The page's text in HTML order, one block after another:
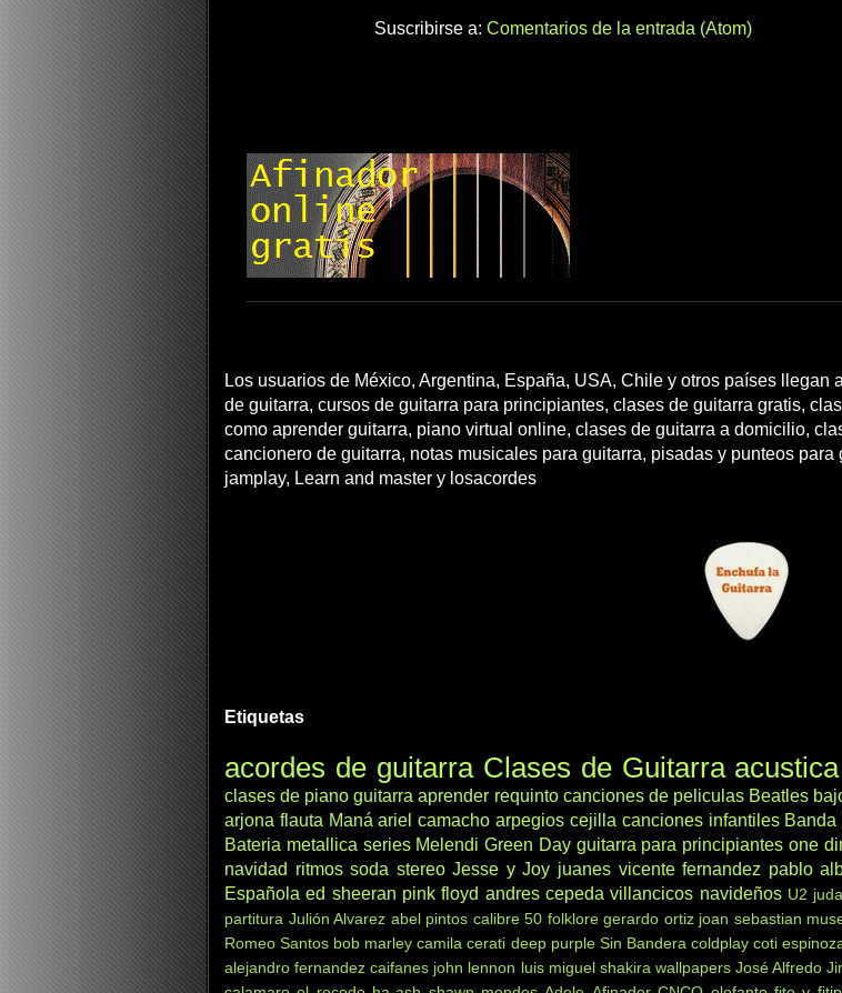
Suscribirse a: Comentarios de la entrada (Atom)
Los usuarios de México, Argentina, España, USA, Chile y otros países
de guitarra, cursos de guitarra para principiantes, clases de guitarra gratis,
como aprender guitarra, piano virtual online, clases de guitarra a domicilio,
cancionero de guitarra, notas musicales para guitarra, pisadas y punteos
jamplay, Learn and master y losacordes
Etiquetas
acordes de guitarra Clases de Guitarra acustica
clases de piano guitarra aprender requinto canciones de peliculas Beatles
arjona flauta Maná ariel camacho arpegios cejilla canciones infantiles Banda
Bateria metallica series Melendi Green Day guitarra para principiantes one
navidad ritmos soda stereo Jesse y Joy juanes vicente fernandez pablo
Española ed sheeran pink floyd andres cepeda villancicos navideños U2
partitura Julión Alvarez abel pintos calibre 50 folklore gerardo ortiz joan sebastian
Romeo Santos bob marley camila cerati deep purple Sin Bandera coldplay coti
alejandro fernandez caifanes john lennon luis miguel shakira wallpapers José Alfredo